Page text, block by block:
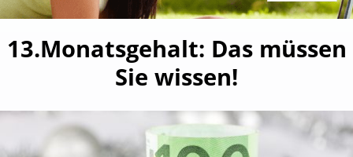
13.Monatsgehalt: Das müssen
Sie wissen!